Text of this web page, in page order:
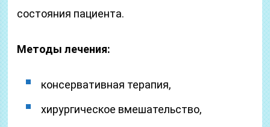
состояния пациента.
Методы лечения:
консервативная терапия,
хирургическое вмешательство,